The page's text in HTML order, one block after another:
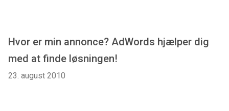
Hvor er min annonce? AdWords hjælper dig
med at finde løsningen!
23. august 2010